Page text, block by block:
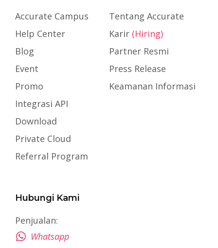
Accurate Campus
Help Center
Blog
Event
Promo
Integrasi API
Download
Private Cloud
Referral Program
Tentang Accurate
Karir (Hiring)
Partner Resmi
Press Release
Keamanan Informasi
Hubungi Kami
Penjualan:
Whatsapp